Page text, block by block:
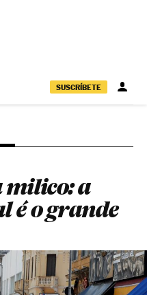
SUSCRÍBETE
a
é o grande